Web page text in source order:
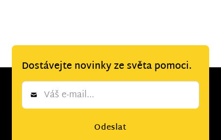
Dostávejte novinky ze světa pomoci.
Newsletter
Odeslat